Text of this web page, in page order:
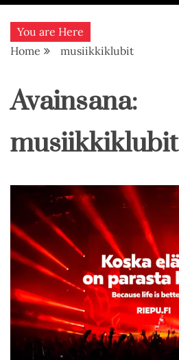
You are Here
Home
musiikkiklubit
Avainsana:
musiikkiklubit